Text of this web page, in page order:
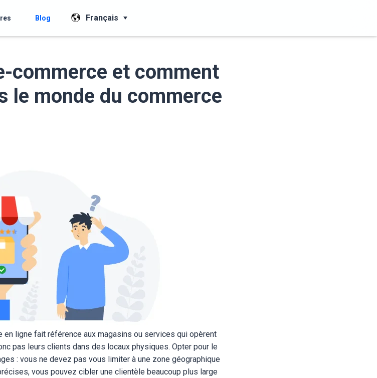
Blog Français
commerce et comment
le monde du commerce
en ligne fait référence aux magasins ou services qui opèrent
pas leurs clients dans des locaux physiques. Opter pour le
: vous ne devez pas vous limiter à une zone géographique
vous pouvez cibler une clientèle beaucoup plus large